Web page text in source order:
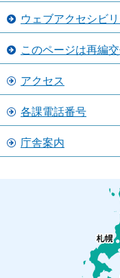
ウェブアクセシビ
このページは再編
アクセス
各課電話番号
庁舎案内